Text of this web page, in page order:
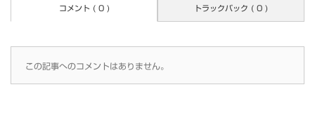
コメント ( 0 ) トラックバック ( 0 )
この記事へのコメントはありません。